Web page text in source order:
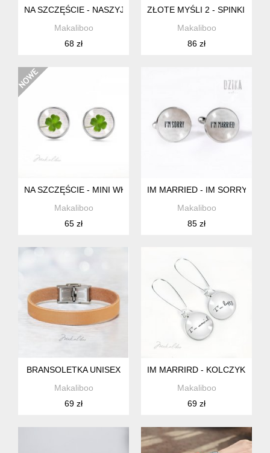
NA SZCZĘŚCIE - NASZYJNIK SIMPLE
Makaliboo
68 zł
ZŁOTE MYŚLI 2 - SPINKI DO
Makaliboo
86 zł
NA SZCZĘŚCIE - MINI WKRĘTKI
Makaliboo
65 zł
IM MARRIED - IM SORRY
Makaliboo
85 zł
BRANSOLETKA UNISEX
Makaliboo
69 zł
IM MARRIRD - KOLCZYKI
Makaliboo
69 zł